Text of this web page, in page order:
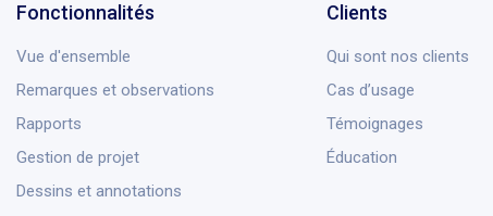
Fonctionnalités
Vue d'ensemble
Remarques et observations
Rapports
Gestion de projet
Dessins et annotations
Clients
Qui sont nos clients
Cas d’usage
Témoignages
Éducation